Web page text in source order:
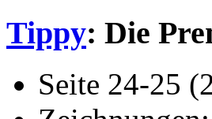
Tippy: Die
Seite 24-25